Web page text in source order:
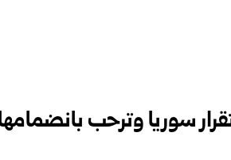
سوريا وترحب